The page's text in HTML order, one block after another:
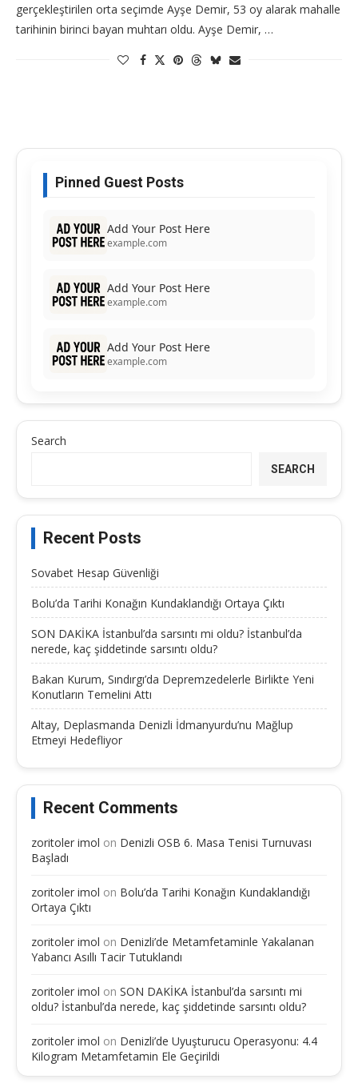
gerçekleştirilen orta seçimde Ayşe Demir, 53 oy alarak mahalle
tarihinin birinci bayan muhtarı oldu. Ayşe Demir, …
Pinned Guest Posts
Add Your Post Here
example.com
Add Your Post Here
example.com
Add Your Post Here
example.com
Search
SEARCH
Recent Posts
Sovabet Hesap Güvenliği
Bolu’da Tarihi Konağın Kundaklandığı Ortaya Çıktı
SON DAKİKA İstanbul’da sarsıntı mi oldu? İstanbul’da
nerede, kaç şiddetinde sarsıntı oldu?
Bakan Kurum, Sındırgı’da Depremzedelerle Birlikte Yeni
Konutların Temelini Attı
Altay, Deplasmanda Denizli İdmanyurdu’nu Mağlup
Etmeyi Hedefliyor
Recent Comments
zoritoler imol on Denizli OSB 6. Masa Tenisi Turnuvası
Başladı
zoritoler imol on Bolu’da Tarihi Konağın Kundaklandığı
Ortaya Çıktı
zoritoler imol on Denizli’de Metamfetaminle Yakalanan
Yabancı Asıllı Tacir Tutuklandı
zoritoler imol on SON DAKİKA İstanbul’da sarsıntı mi
oldu? İstanbul’da nerede, kaç şiddetinde sarsıntı oldu?
zoritoler imol on Denizli’de Uyuşturucu Operasyonu: 4.4
Kilogram Metamfetamin Ele Geçirildi